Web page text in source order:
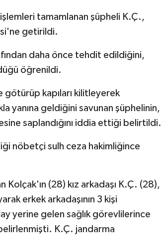
tamamlanan şüpheli K.Ç.,
getirildi.
daha önce tehdit edildiğini,
öğrenildi.
götürüp kapıları kilitleyerek
yanına geldiğini savunan şüphelinin,
saplandığını iddia ettiği belirtildi.
nöbetçi sulh ceza hakimliğince
Kolçak'ın (28) kız arkadaşı K.Ç. (28),
erkek arkadaşının 3 kişi
yerine gelen sağlık görevlilerince
K.Ç. jandarma